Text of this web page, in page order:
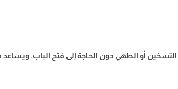
أثناء التسخين أو الطهي دون الحاجة إلى فتح